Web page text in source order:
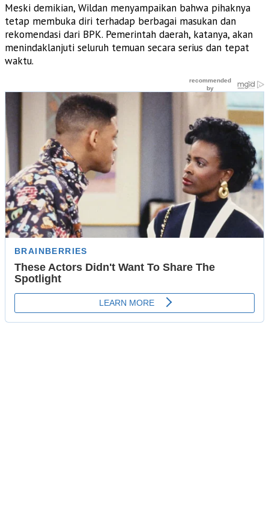
Meski demikian, Wildan menyampaikan bahwa pihaknya
tetap membuka diri terhadap berbagai masukan dan
rekomendasi dari BPK. Pemerintah daerah, katanya, akan
menindaklanjuti seluruh temuan secara serius dan tepat
waktu.